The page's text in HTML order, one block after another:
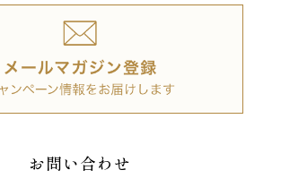
お問い合わせ